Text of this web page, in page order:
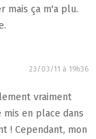
mais ça m'a plu.
23/03/11 à 19h36
vraiment
en place dans
! Cependant, mon